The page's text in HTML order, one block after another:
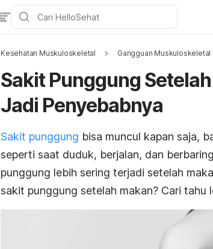
Kesehatan Muskuloskeletal Gangguan Muskuloskeletal
Sakit Punggung
Jadi Penyebabnya
Sakit punggung bisa muncul kapan saja,
seperti saat duduk, berjalan, dan
punggung lebih sering terjadi setelah
sakit punggung setelah makan? Cari tahu